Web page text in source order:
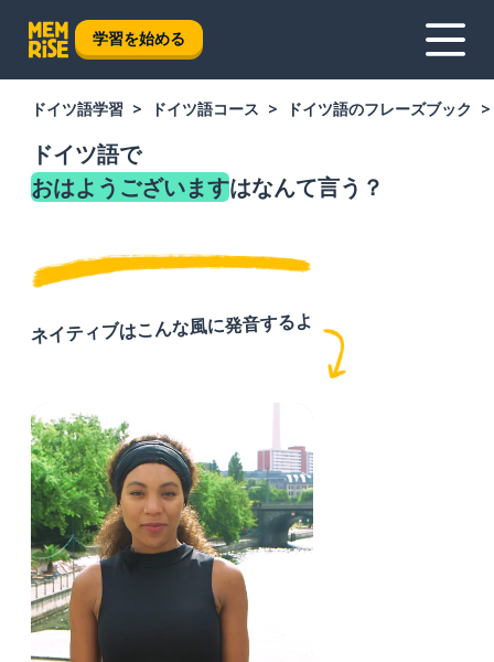
学習を始める
ドイツ語学習 ドイツ語コース ドイツ語のフレーズブック
ドイツ語で
おはようございますはなんて言う？
ネイティブはこんな風に発音するよ